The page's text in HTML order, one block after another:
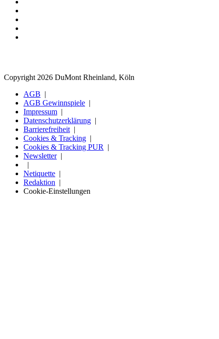
Copyright 2026 DuMont Rheinland, Köln
AGB
AGB Gewinnspiele
Impressum
Datenschutzerklärung
Barrierefreiheit
Cookies & Tracking
Cookies & Tracking PUR
Newsletter
Netiquette
Redaktion
Cookie-Einstellungen